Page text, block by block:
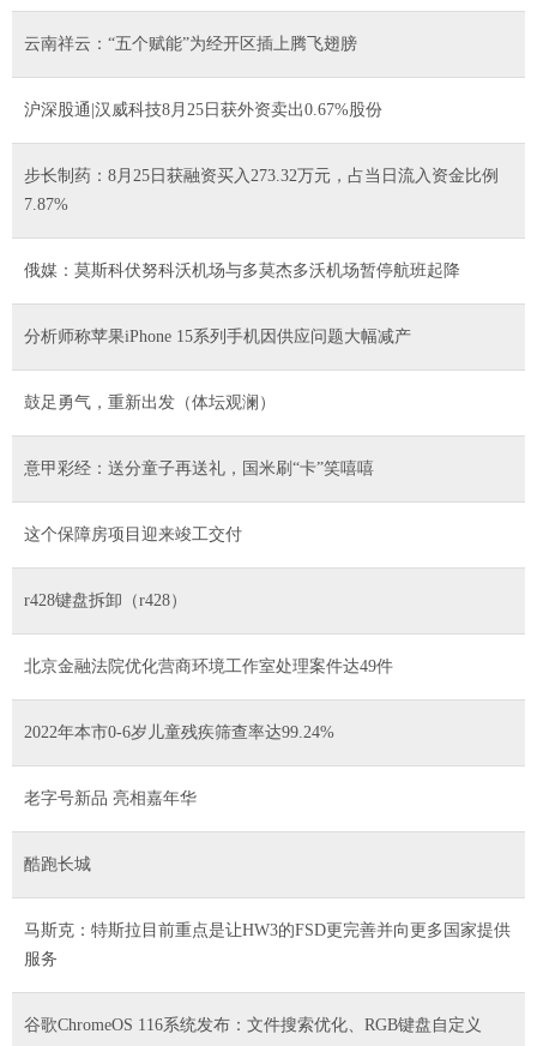
云南祥云：“五个赋能”为经开区插上腾飞翅膀
沪深股通|汉威科技8月25日获外资卖出0.67%股份
步长制药：8月25日获融资买入273.32万元，占当日流入资金比例
7.87%
俄媒：莫斯科伏努科沃机场与多莫杰多沃机场暂停航班起降
分析师称苹果iPhone 15系列手机因供应问题大幅减产
鼓足勇气，重新出发（体坛观澜）
意甲彩经：送分童子再送礼，国米刷“卡”笑嘻嘻
这个保障房项目迎来竣工交付
r428键盘拆卸（r428）
北京金融法院优化营商环境工作室处理案件达49件
2022年本市0-6岁儿童残疾筛查率达99.24%
老字号新品 亮相嘉年华
酷跑长城
马斯克：特斯拉目前重点是让HW3的FSD更完善并向更多国家提供
服务
谷歌ChromeOS 116系统发布：文件搜索优化、RGB键盘自定义